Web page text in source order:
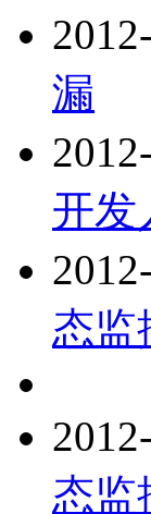
漏
开发
态监
态监